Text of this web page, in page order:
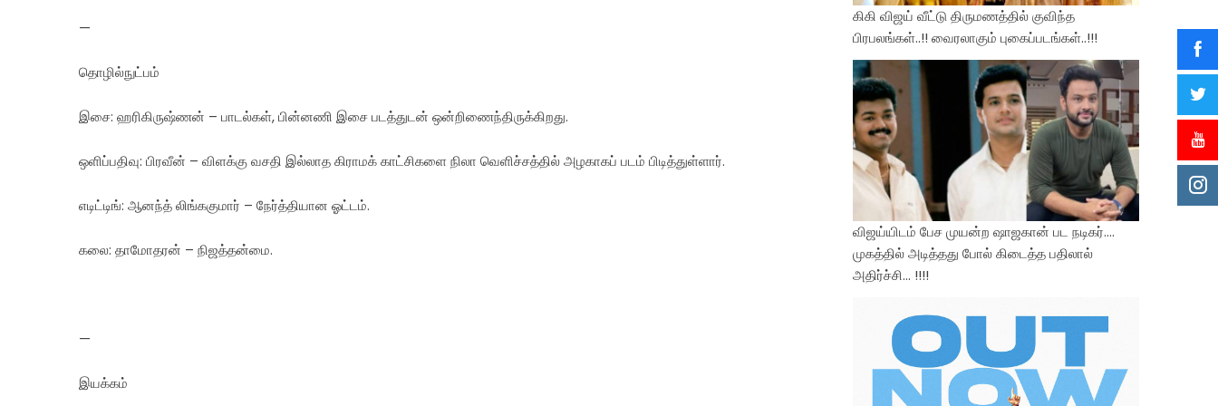
—
தொழில்நுட்பம்
இசை: ஹரிகிருஷ்ணன் – பாடல்கள், பின்னணி இசை படத்துடன் ஒன்றிணைந்திருக்கிறது.
ஒளிப்பதிவு: பிரவீன் – விளக்கு வசதி இல்லாத கிராமக் காட்சிகளை நிலா வெளிச்சத்தில் அழகாகப் படம் பிடித்துள்ளார்.
எடிட்டிங்: ஆனந்த் லிங்ககுமார் – நேர்த்தியான ஓட்டம்.
கலை: தாமோதரன் – நிஜத்தன்மை.
—
இயக்கம்
கிகி விஜய் வீட்டு திருமணத்தில் குவிந்த
பிரபலங்கள்..!! வைரலாகும் புகைப்படங்கள்..!!!
விஜய்யிடம் பேச முயன்ற ஷாஜகான் பட நடிகர்….
முகத்தில் அடித்தது போல் கிடைத்த பதிலால்
அதிர்ச்சி… !!!!